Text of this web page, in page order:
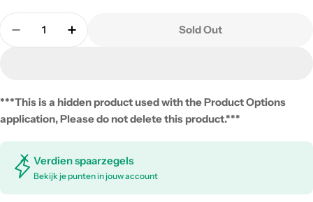
Quantity
Decrease Quantity For Wil Je Een Kaartje
Increase Quantity For Wil Je Een Kaartje
Sold Out
***This is a hidden product used with the Product Options
application, Please do not delete this product.***
Verdien spaarzegels
Bekijk je punten in jouw account